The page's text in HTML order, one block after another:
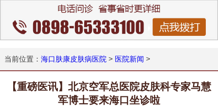
当前位置： 海口肤康皮肤病医院 > 医院新闻 >
【重磅医讯】北京空军总医院皮肤科专家马慧
军博士要来海口坐诊啦